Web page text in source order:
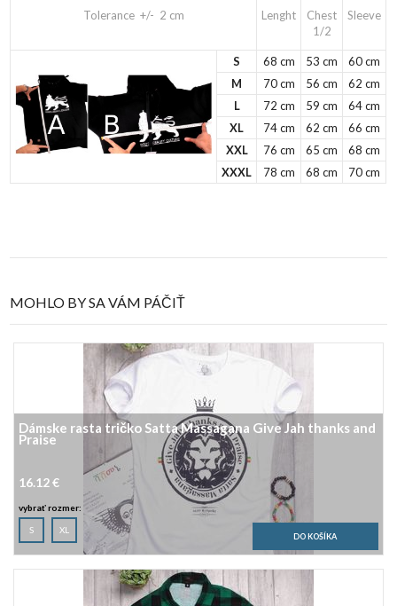
Tolerance +/- 2 cm
Lenght
Chest
1/2
Sleeve
S 68 cm 53 cm
60 cm
M
70 cm 56 cm
62 cm
L
72 cm 59 cm
64 cm
XL
74 cm 62 cm
66 cm
XXL
76 cm 65 cm
68 cm
XXXL
78 cm 68 cm 70 cm
MOHLO BY SA VÁM PÁČIŤ
Dámske rasta tričko Satta Massagana Give Jah thanks and
Praise
16.12 €
vybrať rozmer:
S XL